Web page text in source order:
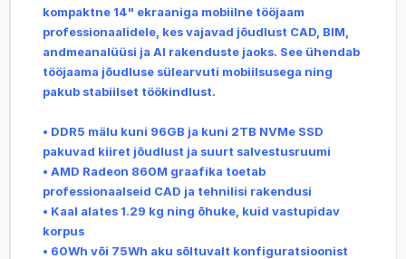
kompaktne 14" ekraaniga mobiilne tööjaam
professionaalidele, kes vajavad jõudlust CAD, BIM,
andmeanalüüsi ja AI rakenduste jaoks. See ühendab
tööjaama jõudluse sülearvuti mobiilsusega ning
pakub stabiilset töökindlust.
• DDR5 mälu kuni 96GB ja kuni 2TB NVMe SSD
pakuvad kiiret jõudlust ja suurt salvestusruumi
• AMD Radeon 860M graafika toetab
professionaalseid CAD ja tehnilisi rakendusi
• Kaal alates 1.29 kg ning õhuke, kuid vastupidav
korpus
• 60Wh või 75Wh aku sõltuvalt konfiguratsioonist